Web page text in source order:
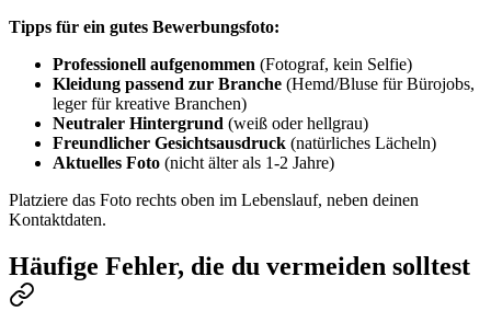
Tipps für ein gutes Bewerbungsfoto:
Professionell aufgenommen (Fotograf, kein Selfie)
Kleidung passend zur Branche (Hemd/Bluse für Bürojobs,
leger für kreative Branchen)
Neutraler Hintergrund (weiß oder hellgrau)
Freundlicher Gesichtsausdruck (natürliches Lächeln)
Aktuelles Foto (nicht älter als 1-2 Jahre)
Platziere das Foto rechts oben im Lebenslauf, neben deinen
Kontaktdaten.
Häufige Fehler, die du vermeiden solltest